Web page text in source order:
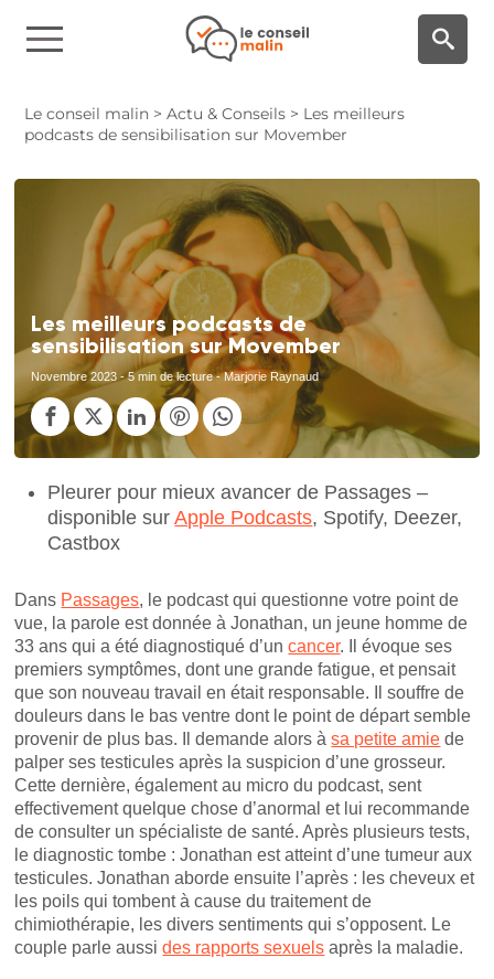
Le conseil malin >Actu & Conseils > Les meilleurs
podcasts de sensibilisation sur Movember
Les meilleurs podcasts de
sensibilisation sur Movember
Novembre 2023 - 5 min de lecture - Marjorie Raynaud
Pleurer pour mieux avancer de Passages –
disponible surApple Podcasts, Spotify, Deezer,
Castbox
Dans Passages, le podcast qui questionne votre point de
vue, la parole est donnée à Jonathan, un jeune homme de
33 ans qui a été diagnostiqué d’uncancer. Il évoque ses
premiers symptômes, dont une grande fatigue, et pensait
que son nouveau travail en était responsable. Il souffre de
douleurs dans le bas ventre dont le point de départ semble
provenir de plus bas. Il demande alors àsa petite amie de
palper ses testicules après la suspicion d’une grosseur.
Cette dernière, également au micro du podcast, sent
effectivement quelque chose d’anormal et lui recommande
de consulter un spécialiste de santé. Après plusieurs tests,
le diagnostic tombe : Jonathan est atteint d’une tumeur aux
testicules. Jonathan aborde ensuite l’après : les cheveux et
les poils qui tombent à cause du traitement de
chimiothérapie, les divers sentiments qui s’opposent. Le
couple parle aussides rapports sexuels après la maladie.